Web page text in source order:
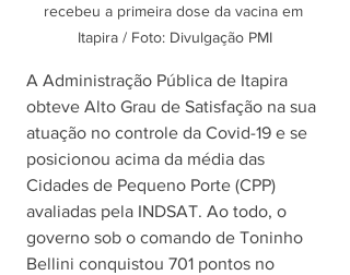
recebeu a primeira dose da vacina em
Itapira / Foto: Divulgação PMI
A Administração Pública de Itapira
obteve Alto Grau de Satisfação na sua
atuação no controle da Covid-19 e se
posicionou acima da média das
Cidades de Pequeno Porte (CPP)
avaliadas pela INDSAT. Ao todo, o
governo sob o comando de Toninho
Bellini conquistou 701 pontos no